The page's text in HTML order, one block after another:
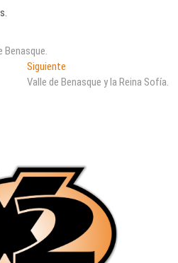
SiguienteEntrada
siguiente:
Valle de Benasque y la Reina Sofía.